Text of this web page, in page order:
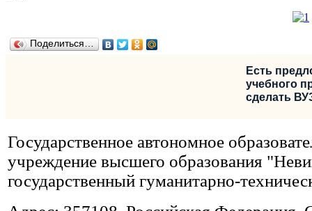
Поделиться…
Есть
учебного
сделать
Государственное автономное
учреждение высшего образования
государственный гуманитарно-